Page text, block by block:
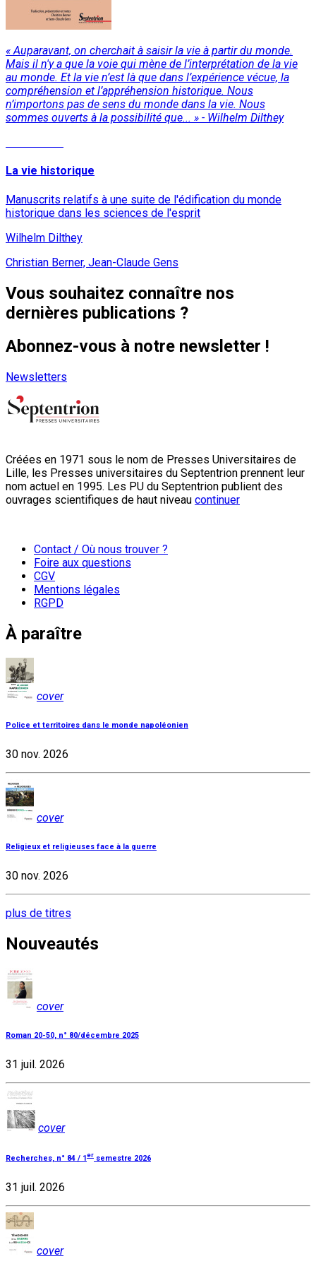
« Auparavant, on cherchait à saisir la vie à partir du monde.
Mais il n'y a que la voie qui mène de l’interprétation de la vie
au monde. Et la vie n’est là que dans l’expérience vécue, la
compréhension et l’appréhension historique. Nous
n’importons pas de sens du monde dans la vie. Nous
sommes ouverts à la possibilité que... » - Wilhelm Dilthey
La vie historique
Manuscrits relatifs à une suite de l'édification du monde
historique dans les sciences de l'esprit
Wilhelm Dilthey
Christian Berner, Jean-Claude Gens
Vous souhaitez connaître nos
dernières publications ?
Abonnez-vous à notre newsletter !
Newsletters
Créées en 1971 sous le nom de Presses Universitaires de
Lille, les Presses universitaires du Septentrion prennent leur
nom actuel en 1995. Les PU du Septentrion publient des
ouvrages scientifiques de haut niveau continuer
Contact / Où nous trouver ?
Foire aux questions
CGV
Mentions légales
RGPD
À paraître
cover
Police et territoires dans le monde napoléonien
30 nov. 2026
cover
Religieux et religieuses face à la guerre
30 nov. 2026
plus de titres
Nouveautés
cover
Roman 20-50, n° 80/décembre 2025
31 juil. 2026
cover
Recherches, n° 84 / 1 er semestre 2026
31 juil. 2026
cover